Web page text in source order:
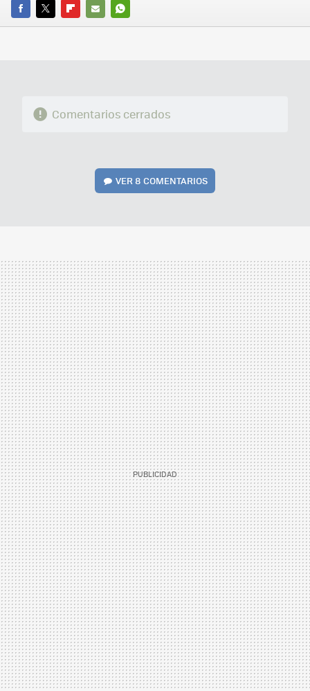
FACEBOOK
TWITTERFLIPBOARD
E-
WHATSAPP
Comentarios cerrados
VER8 COMENTARIOS